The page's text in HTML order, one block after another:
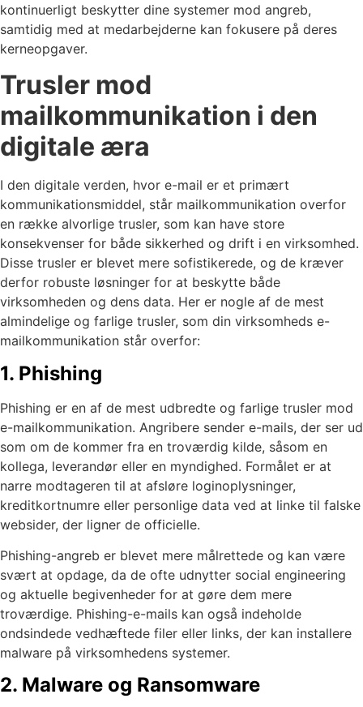
kontinuerligt beskytter dine systemer mod angreb,
samtidig med at medarbejderne kan fokusere på deres
kerneopgaver.
Trusler mod
mailkommunikation i den
digitale æra
I den digitale verden, hvor e-mail er et primært
kommunikationsmiddel, står mailkommunikation overfor
en række alvorlige trusler, som kan have store
konsekvenser for både sikkerhed og drift i en virksomhed.
Disse trusler er blevet mere sofistikerede, og de kræver
derfor robuste løsninger for at beskytte både
virksomheden og dens data. Her er nogle af de mest
almindelige og farlige trusler, som din virksomheds e-
mailkommunikation står overfor:
1. Phishing
Phishing er en af de mest udbredte og farlige trusler mod
e-mailkommunikation. Angribere sender e-mails, der ser ud
som om de kommer fra en troværdig kilde, såsom en
kollega, leverandør eller en myndighed. Formålet er at
narre modtageren til at afsløre loginoplysninger,
kreditkortnumre eller personlige data ved at linke til falske
websider, der ligner de officielle.
Phishing-angreb er blevet mere målrettede og kan være
svært at opdage, da de ofte udnytter social engineering
og aktuelle begivenheder for at gøre dem mere
troværdige. Phishing-e-mails kan også indeholde
ondsindede vedhæftede filer eller links, der kan installere
malware på virksomhedens systemer.
2. Malware og Ransomware